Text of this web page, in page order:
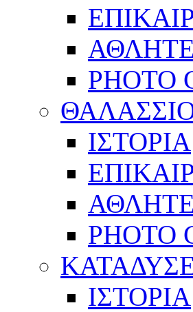
PHOTO
ΙΣΤΟΡΙΑ
PHOTO
ΙΣΤΟΡΙΑ